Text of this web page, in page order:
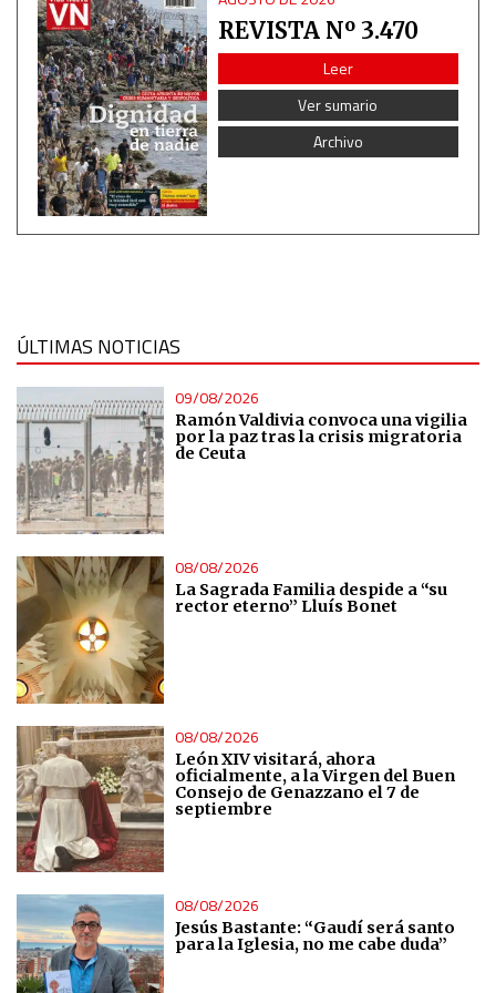
REVISTA Nº 3.470
Leer
Ver sumario
Archivo
ÚLTIMAS NOTICIAS
09/08/2026
Ramón Valdivia convoca una vigilia
por la paz tras la crisis migratoria
de Ceuta
08/08/2026
La Sagrada Familia despide a “su
rector eterno” Lluís Bonet
08/08/2026
León XIV visitará, ahora
oficialmente, a la Virgen del Buen
Consejo de Genazzano el 7 de
septiembre
08/08/2026
Jesús Bastante: “Gaudí será santo
para la Iglesia, no me cabe duda”
Use profiles to select personalised content
Measure advertising performance
Measure content performance
Understand audiences through statistics or combinations
of data from different sources
Use limited data to select content
IAB Special Features:
Use precise geolocation data
Identify devices based on information actively requested
Non-IAB processing purposes:
Essential
Analytical
Functional
Advertising